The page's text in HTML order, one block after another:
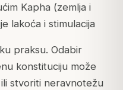
Kapha (zemlja i
lakoća i stimulacija
praksu. Odabir
konstituciju može
stvoriti neravnotežu